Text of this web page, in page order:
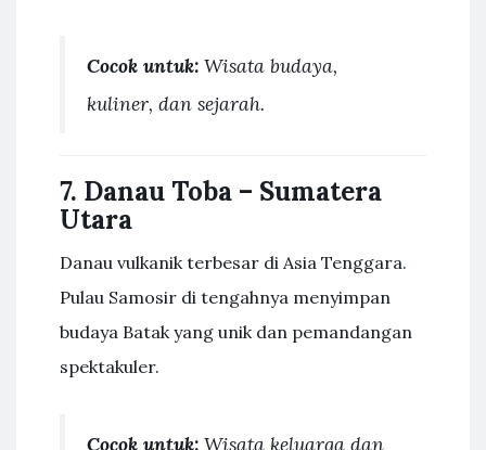
Cocok untuk: Wisata budaya,
kuliner, dan sejarah.
7. Danau Toba – Sumatera
Utara
Danau vulkanik terbesar di Asia Tenggara.
Pulau Samosir di tengahnya menyimpan
budaya Batak yang unik dan pemandangan
spektakuler.
Cocok untuk: Wisata keluarga dan